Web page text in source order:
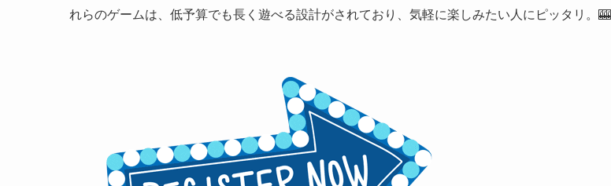
れらのゲームは、低予算でも長く遊べる設計がされており、気軽に楽しみたい人にピッタリ。🎰